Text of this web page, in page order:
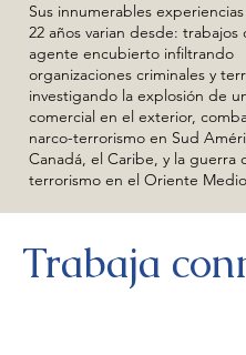
Sus innumerables
22 años varian desde: trabajos
agente encubierto infiltrando
organizaciones criminales y
investigando la explosión de
comercial en el exterior,
narco-terrorismo en Sud
Canadá, el Caribe, y la guerra
terrorismo en el Oriente
Trabaja